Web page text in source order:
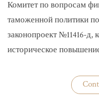
Комитет по вопросам
таможенной политики
законопроект №11416-д,
историческое